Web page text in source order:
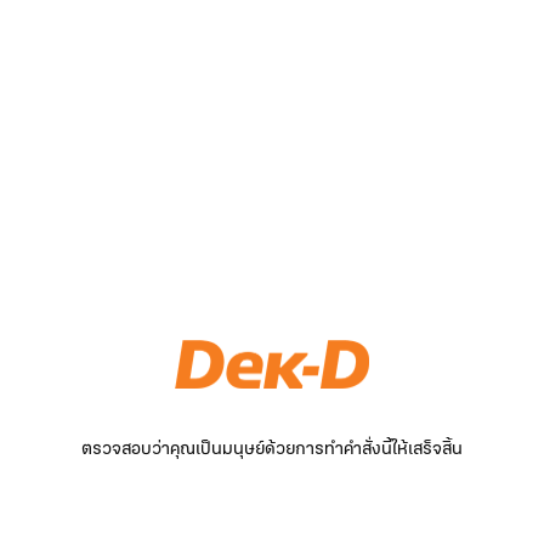
ตรวจสอบว่าคุณเป็นมนุษย์ด้วยการทำคำสั่งนี้ให้เสร็จสิ้น